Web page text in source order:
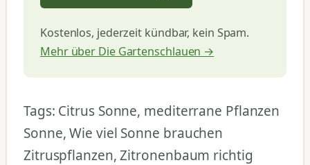
Kostenlos, jederzeit kündbar, kein Spam.
Mehr über Die Gartenschlauen →
Tags: Citrus Sonne, mediterrane Pflanzen
Sonne, Wie viel Sonne brauchen
Zitruspflanzen, Zitronenbaum richtig